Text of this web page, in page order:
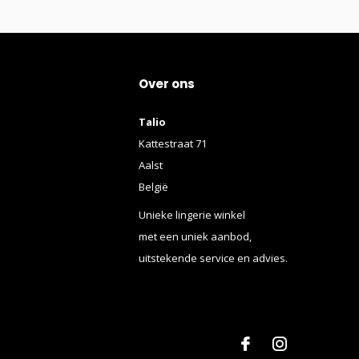
Over ons
Talio
Kattestraat 71
Aalst
België
Unieke lingerie winkel
met een uniek aanbod,
uitstekende service en advies.